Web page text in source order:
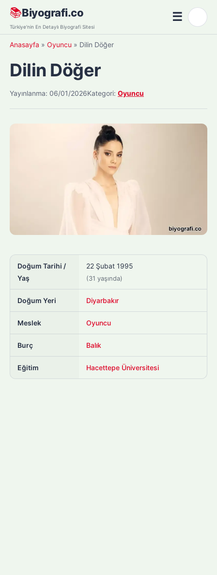
Skip
content
📚Biyografi.co
Türkiye'nin En Detaylı Biyografi Sitesi
☰Menü
Anasayfa » Oyuncu » Dilin Döğer
Dilin Döğer
Yayınlanma: 06/01/2026Kategori: Oyuncu
Doğum Tarihi /
Yaş
22 Şubat 1995
(31 yaşında)
Doğum Yeri Diyarbakır
Meslek Oyuncu
Burç Balık
Eğitim Hacettepe Üniversitesi